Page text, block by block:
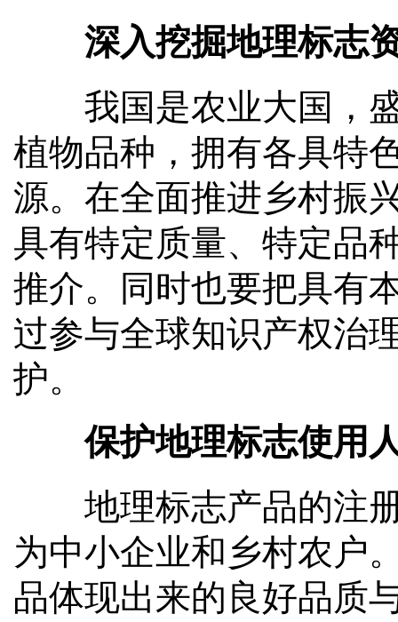
深入挖掘地理标志
我国是农业大国，盛
植物品种，拥有各具特
源。在全面推进乡村振
具有特定质量、特定品
推介。同时也要把具有
过参与全球知识产权治
护。
保护地理标志使用人
地理标志产品的注册
为中小企业和乡村农户
品体现出来的良好品质